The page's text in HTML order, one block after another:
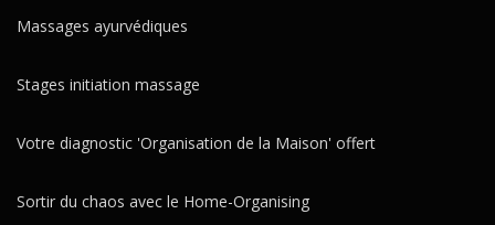
Massages ayurvédiques
Stages initiation massage
Votre diagnostic 'Organisation de la Maison' offert
Sortir du chaos avec le Home-Organising